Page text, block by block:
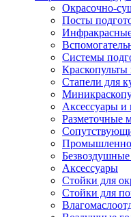
Окрасочно-
Посты
Системы
Стапели для
Аксессуары и
Разметочные
Аксессуары
Стойки для
Стойки для